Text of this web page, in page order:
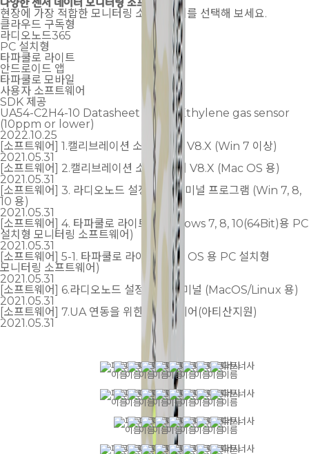
다양한센서 데이터 모니터링 소프트웨어
현장에 가장 적합한 모니터링 소프트웨어를 선택해 보세요.
클라우드 구독형
라디오노드365
PC 설치형
타파쿨로 라이트
안드로이드 앱
타파쿨로 모바일
사용자 소프트웨어
SDK 제공
UA54-C2H4-10 Datasheet - DAQ Ethylene gas sensor
(10ppm or lower)
2022.10.25
[소프트웨어] 1.캘리브레이션 소프트웨어 V8.X (Win 7 이상)
2021.05.31
[소프트웨어] 2.캘리브레이션 소프트웨어 V8.X (Mac OS 용)
2021.05.31
[소프트웨어] 3. 라디오노드 설정 변경 터미널 프로그램 (Win 7, 8,
10 용)
2021.05.31
[소프트웨어] 4. 타파쿨로 라이트 (Windows 7, 8, 10(64Bit)용 PC
설치형 모니터링 소프트웨어)
2021.05.31
[소프트웨어] 5-1. 타파쿨로 라이트 (Mac OS 용 PC 설치형
모니터링 소프트웨어)
2021.05.31
[소프트웨어] 6.라디오노드 설정 변경 터미널 (MacOS/Linux 용)
2021.05.31
[소프트웨어] 7.UA 연동을 위한 소프트웨어(아티산지원)
2021.05.31